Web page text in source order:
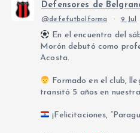
Defensores de
@defefutbolforma · 9 Jul
En el encuentro del
Morón debutó como
Acosta.
Formado en el club,
transitó 5 años en
¡Felicitaciones,